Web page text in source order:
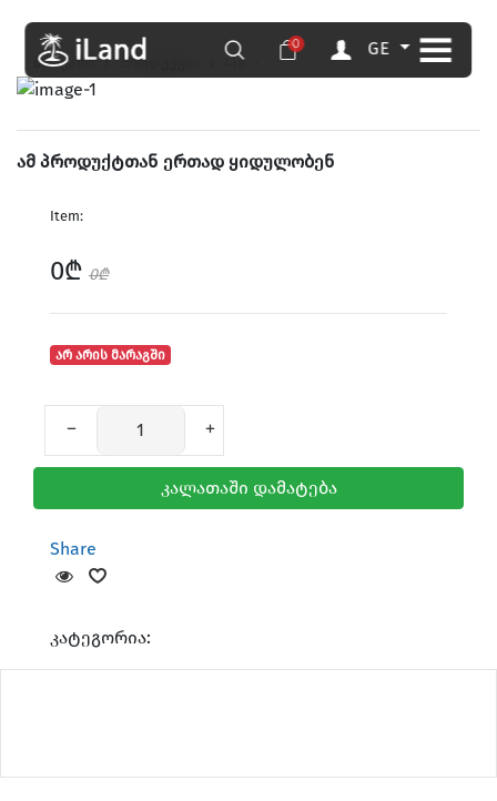
0 GE
მთავარი პროდუქცია 418
ამ პროდუქტთან ერთად ყიდულობენ
Item:
0₾ 0₾
არ არის მარაგში
კალათაში დამატება
Share
კატეგორია: